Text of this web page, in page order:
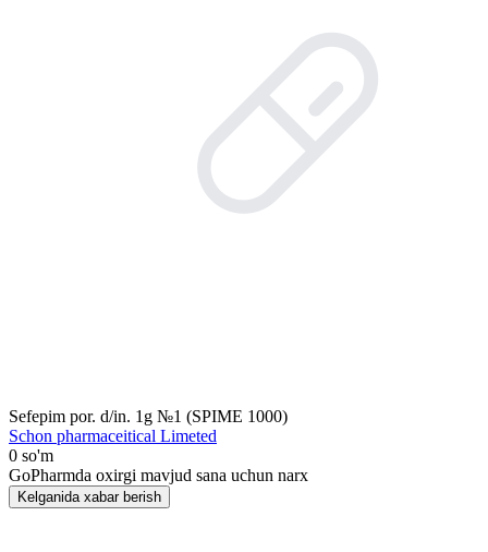
Sefepim por. d/in. 1g №1 (SPIME 1000)
Schon pharmaceitical Limeted
0 so'm
GoPharmda oxirgi mavjud sana uchun narx
Kelganida xabar berish